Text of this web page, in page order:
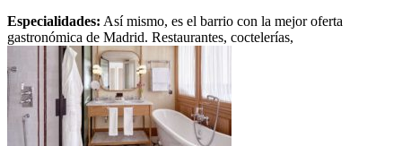
Especialidades: Así mismo, es el barrio con la mejor oferta
gastronómica de Madrid. Restaurantes, coctelerías,